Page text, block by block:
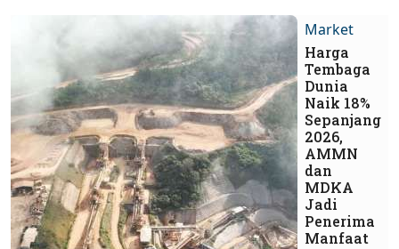
Market
Harga
Tembaga
Dunia
Naik 18%
Sepanjang
2026,
AMMN
dan
MDKA
Jadi
Penerima
Manfaat